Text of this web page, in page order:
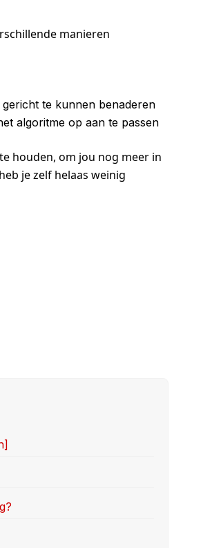
manieren
te kunnen benaderen
algoritme op aan te passen
houden, om jou nog meer in
je zelf helaas weinig